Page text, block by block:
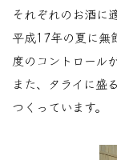
それぞれのお酒に
平成17年の夏に無
度のコントロール
また、タライに盛
つくっています。